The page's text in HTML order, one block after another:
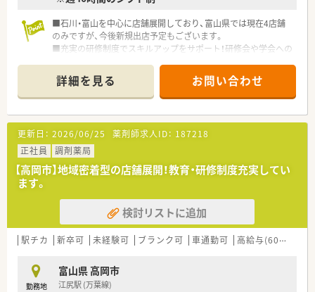
■石川・富山を中心に店舗展開しており、富山県では現在4店舗
のみですが、今後新規出店予定もございます。
■充実の研修制度でスキルアップをサポート！研修会や学会への
薬剤師様を応援する薬局です。
■合同親睦会や社員旅行などが多くあり、地域密着のアットホー
ムな社風です。
■将来的に管理薬剤師としてご勤務いただける方大歓迎です。
■会社として、「地域支援体制加算」「後発品体制加算」はほとん
どの店舗で取得されており、在宅に関しても今後地域密着企業と
して取り組んでいきたいという展望がございます。
■地元の方々も多いのでスタッフ間の仲が良く、意見を出しやす
い風通しの良い職場環境です
詳細を見る お問い合わせ
更新日： 2026/06/25 薬剤師求人ID： 187218
正社員
調剤薬局
【高岡市】地域密着型の店舗展開！教育・研修制度充実してい
ます。
検討リストに追加
駅チカ 新卒可 未経験可 ブランク可 車通勤可 高給与(600万円以上)
勤務地
富山県 高岡市
江尻駅 (万葉線)